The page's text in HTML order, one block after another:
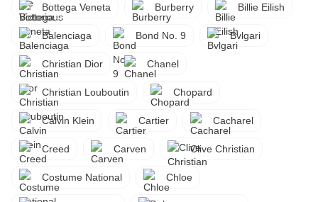
Bottega Veneta Burberry Billie Eilish
Balenciaga Bond No. 9 Bvlgari
Christian Dior Chanel
Christian Louboutin Chopard
Calvin Klein Cartier Cacharel
Creed Carven Clive Christian
Costume National Chloe